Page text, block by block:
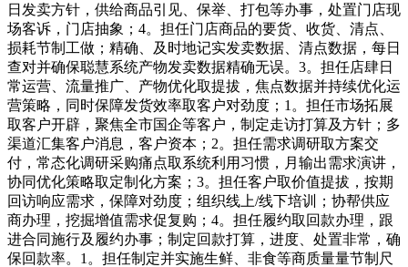
日发卖方针，供给商品引见、保举、打包等办事，处置门店现
场客诉，门店抽象；4。担任门店商品的要货、收货、清点、
损耗节制工做；精确、及时地记实发卖数据、清点数据，每日
查对并确保聪慧系统产物发卖数据精确无误。3。担任店肆日
常运营、流量推广、产物优化取提拔，焦点数据并持续优化运
营策略，同时保障发货效率取客户对劲度；1。担任市场拓展
取客户开辟，聚焦全市国企等客户，制定走访打算及方针；多
渠道汇集客户消息，客户资本；2。担任需求调研取方案交
付，常态化调研采购痛点取系统利用习惯，月输出需求演讲，
协同优化策略取定制化方案；3。担任客户取价值提拔，按期
回访响应需求，保障对劲度；组织线上/线下培训；协帮供应
商办理，挖掘增值需求促复购；4。担任履约取回款办理，跟
进合同施行及履约办事；制定回款打算，进度、处置非常，确
保回款率。1。担任制定并实施生鲜、非食等商质量量节制尺